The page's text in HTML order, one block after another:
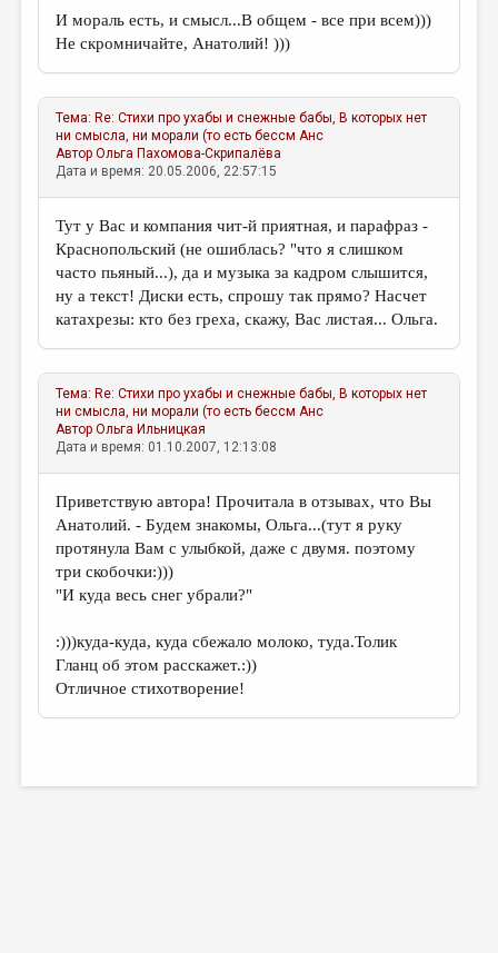
И мораль есть, и смысл...В общем - все при всем)))
Не скромничайте, Анатолий! )))
Тема: Re: Стихи про ухабы и снежные бабы, В которых нет
ни смысла, ни морали (то есть бессм Анс
АвторОльга Пахомова-Скрипалёва
Дата и время: 20.05.2006, 22:57:15
Тут у Вас и компания чит-й приятная, и парафраз -
Краснопольский (не ошиблась? "что я слишком
часто пьяный...), да и музыка за кадром слышится,
ну а текст! Диски есть, спрошу так прямо? Насчет
катахрезы: кто без греха, скажу, Вас листая... Ольга.
Тема: Re: Стихи про ухабы и снежные бабы, В которых нет
ни смысла, ни морали (то есть бессм Анс
АвторОльга Ильницкая
Дата и время: 01.10.2007, 12:13:08
Приветствую автора! Прочитала в отзывах, что Вы
Анатолий. - Будем знакомы, Ольга...(тут я руку
протянула Вам с улыбкой, даже с двумя. поэтому
три скобочки:)))
"И куда весь снег убрали?"
:)))куда-куда, куда сбежало молоко, туда.Толик
Гланц об этом расскажет.:))
Отличное стихотворение!